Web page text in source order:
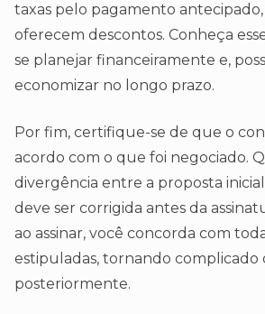
taxas pelo pagamento
oferecem descontos. Conheça
se planejar financeiramente e,
economizar no longo prazo.
Por fim, certifique-se de que o
acordo com o que foi negociado.
divergência entre a proposta
deve ser corrigida antes da
ao assinar, você concorda com
estipuladas, tornando complicado
posteriormente.